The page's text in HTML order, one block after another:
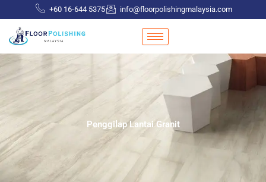
to
content
+60 16-644 5375 info@floorpolishingmalaysia.com
Penggilap Lantai Granit